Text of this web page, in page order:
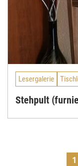
Lesergalerie
Stehpult
1